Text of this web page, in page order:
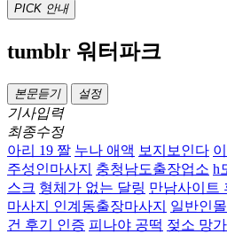
PICK 안내
tumblr 워터파크
본문듣기 설정
기사입력
최종수정
아리 19 짤 누나 애액 보지보인다
주성인마사지
충청남도출장업소 h
스크 형체가 없는 달링 만남사이트
마사지 인계동출장마사지
일반인
건 후기 인증 피나야 공떡 젖소 망가